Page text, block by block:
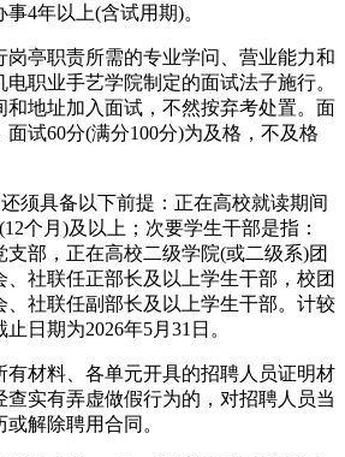
4年以上(含试用期)。
亭职责所需的专业学问、营业能力和
职业手艺学院制定的面试法子施行。
和地址加入面试，不然按弃考处置。面
试60分(满分100分)为及格，不及格
具备以下前提：正在高校就读期间
个月)及以上；次要学生干部是指：
部，正在高校二级学院(或二级系)团
社联任正部长及以上学生干部，校团
、社联任副部长及以上学生干部。计较
日期为2026年5月31日。
材料、各单元开具的招聘人员证明材
实有弄虚做假行为的，对招聘人员当
解除聘用合同。